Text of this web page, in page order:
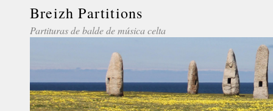
Breizh Partitions
Partituras de balde de música celta